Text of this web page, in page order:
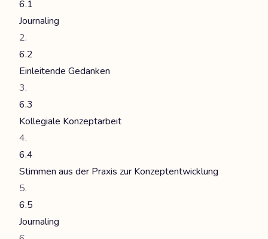
6.1
Journaling
6.2
Einleitende Gedanken
6.3
Kollegiale Konzeptarbeit
6.4
Stimmen aus der Praxis zur Konzeptentwicklung
6.5
Journaling